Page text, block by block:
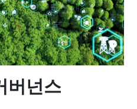
버넌스